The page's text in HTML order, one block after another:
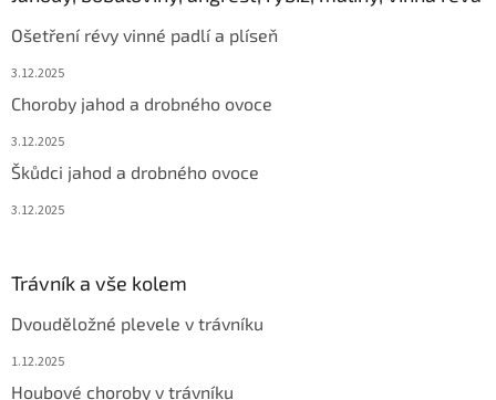
Ošetření révy vinné padlí a plíseň
3.12.2025
Choroby jahod a drobného ovoce
3.12.2025
Škůdci jahod a drobného ovoce
3.12.2025
Trávník a vše kolem
Dvouděložné plevele v trávníku
1.12.2025
Houbové choroby v trávníku